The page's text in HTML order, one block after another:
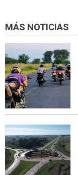
MÁS NOTICIAS